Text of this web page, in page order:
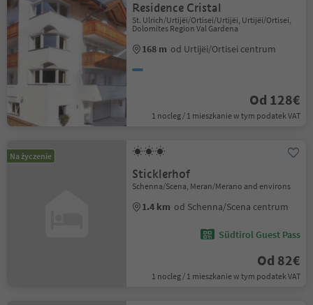
Residence Cristal
St. Ulrich/Urtijëi/Ortisei/Urtijëi, Urtijëi/Ortisei,
Dolomites Region Val Gardena
168 m od Urtijëi/Ortisei centrum
Od 128€
1 nocleg / 1 mieszkanie w tym podatek VAT
Na życzenie
Sticklerhof
Schenna/Scena, Meran/Merano and environs
1.4 km od Schenna/Scena centrum
Südtirol Guest Pass
Od 82€
1 nocleg / 1 mieszkanie w tym podatek VAT